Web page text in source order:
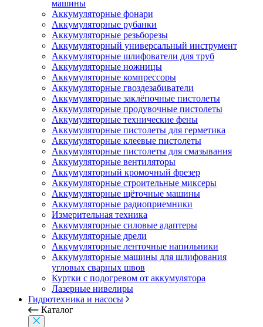
машины
Аккумуляторные фонари
Аккумуляторные рубанки
Аккумуляторные резьборезы
Аккумуляторный универсальный инструмент
Аккумуляторные шлифователи для труб
Аккумуляторные ножницы
Аккумуляторные компрессоры
Аккумуляторные гвоздезабиватели
Аккумуляторные заклёпочные пистолеты
Аккумуляторные продувочные пистолеты
Аккумуляторные технические фены
Аккумуляторные пистолеты для герметика
Аккумуляторные клеевые пистолеты
Аккумуляторные пистолеты для смазывания
Аккумуляторные вентиляторы
Аккумуляторный кромочный фрезер
Аккумуляторные строительные миксеры
Аккумуляторные щёточные машины
Аккумуляторные радиоприемники
Измерительная техника
Аккумуляторные силовые адаптеры
Аккумуляторные дрели
Аккумуляторные ленточные напильники
Аккумуляторные машины для шлифования
угловых сварных швов
Куртки с подогревом от аккумулятора
Лазерные нивелиры
Гидротехника и насосы
Каталог